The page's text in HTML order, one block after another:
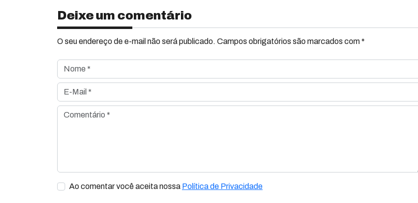
Deixe um comentário
O seu endereço de e-mail não será publicado. Campos obrigatórios são marcados com *
Nome *
E-Mail *
Comentário *
Ao comentar você aceita nossa Política de Privacidade